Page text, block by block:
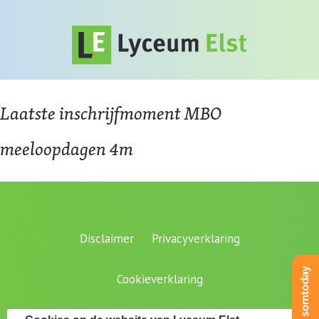
Laatste inschrijfmoment MBO
meeloopdagen 4m
Disclaimer Privacyverklaring
Cookieverklaring